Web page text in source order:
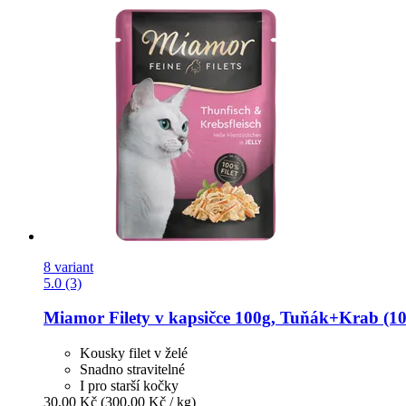
8 variant
5.0 (3)
Miamor Filety v kapsičce 100g, Tuňák+Krab
Kousky filet v želé
Snadno stravitelné
I pro starší kočky
30,00 Kč (300,00 Kč / kg)